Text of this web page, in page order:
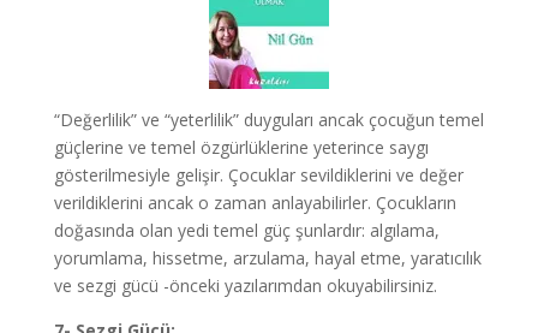
“Değerlilik” ve “yeterlilik” duyguları ancak çocuğun temel
güçlerine ve temel özgürlüklerine yeterince saygı
gösterilmesiyle gelişir. Çocuklar sevildiklerini ve değer
verildiklerini ancak o zaman anlayabilirler. Çocukların
doğasında olan yedi temel güç şunlardır: algılama,
yorumlama, hissetme, arzulama, hayal etme, yaratıcılık
ve sezgi gücü -önceki yazılarımdan okuyabilirsiniz.